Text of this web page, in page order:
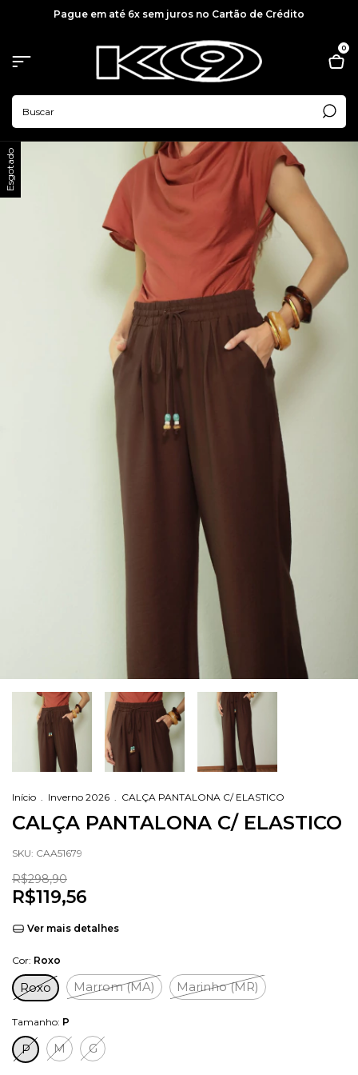
Pague em até 6x sem juros no Cartão de Crédito
0
Esgotado
Início . Inverno 2026 . CALÇA PANTALONA C/ ELASTICO
CALÇA PANTALONA C/ ELASTICO
SKU: CAA51679
R$298,90
R$119,56
Ver mais detalhes
Cor: Roxo
Roxo Marrom (MA) Marinho (MR)
Tamanho: P
P M G